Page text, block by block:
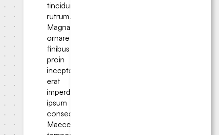
tincidunt
rutrum.
Magna
ornare
finibus
proin
inceptos
erat
imperdiet
ipsum
consectetur.
Maecenas